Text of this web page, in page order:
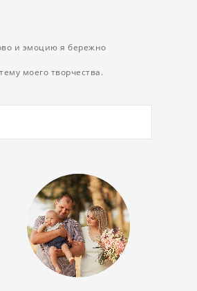
и эмоцию я бережно
моего творчества.